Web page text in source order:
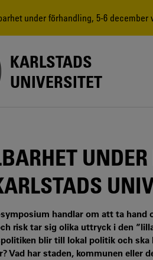
under förhandling, 5-6 december
KARLSTADS
UNIVERSITET
handlar om att ta
risk tar sig olika uttryck i den
blir till lokal politik och
Vad har staden, kommunen